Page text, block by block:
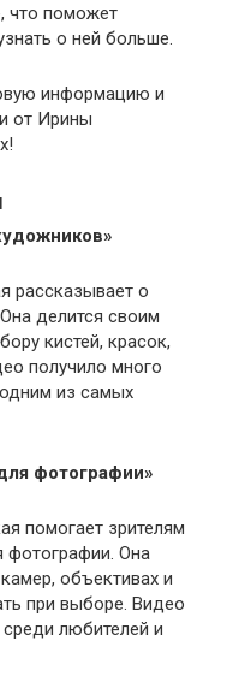
что поможет
о ней больше.
информацию и
от Ирины
рассказывает о
делится своим
кистей, красок,
получило много
из самых
фотографии»
помогает зрителям
Она
объективах и
при выборе. Видео
любителей и